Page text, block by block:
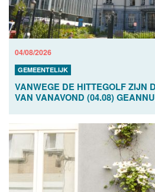
04/08/2026
GEMEENTELIJK
VANWEGE DE HITTEGOLF ZIJN
VAN VANAVOND (04.08)